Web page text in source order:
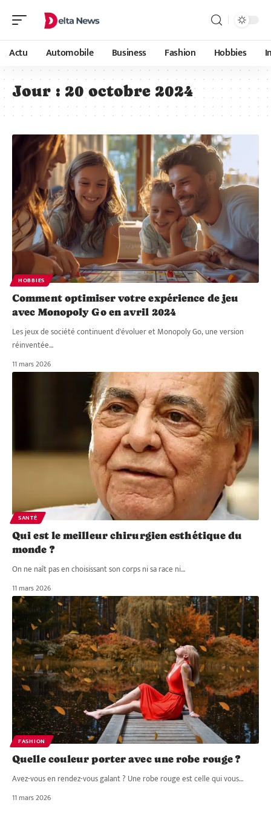
Actu Automobile Business Fashion Hobbies
Jour : 20 octobre 2024
HOBBIES
Comment optimiser votre expérience de jeu
avec Monopoly Go en avril 2024
Les jeux de société continuent d'évoluer et Monopoly Go, une version
réinventée…
11 mars 2026
SANTÉ
Qui est le meilleur chirurgien esthétique du
monde ?
On ne naît pas en choisissant son corps ni sa race ni…
11 mars 2026
FASHION
Quelle couleur porter avec une robe rouge ?
Avez-vous en rendez-vous galant ? Une robe rouge est celle qui vous…
11 mars 2026